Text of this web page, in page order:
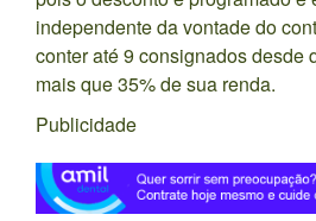
independente da vontade do
conter até 9 consignados desde
mais que 35% de sua renda.
Publicidade